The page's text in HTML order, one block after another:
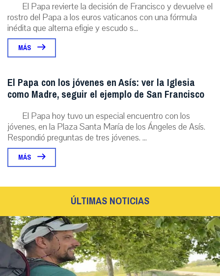
El Papa revierte la decisión de Francisco y devuelve el
rostro del Papa a los euros vaticanos con una fórmula
inédita que alterna efigie y escudo s...
MÁS
El Papa con los jóvenes en Asís: ver la Iglesia
como Madre, seguir el ejemplo de San Francisco
El Papa hoy tuvo un especial encuentro con los
jóvenes, en la Plaza Santa María de los Ángeles de Asís.
Respondió preguntas de tres jóvenes. ...
MÁS
ÚLTIMAS NOTICIAS